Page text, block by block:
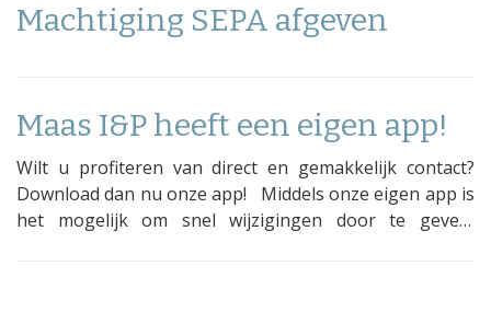
Machtiging SEPA afgeven
Maas I&P heeft een eigen app!
Wilt u profiteren van direct en gemakkelijk contact?
Download dan nu onze app! Middels onze eigen app is
het mogelijk om snel wijzigingen door te geven,